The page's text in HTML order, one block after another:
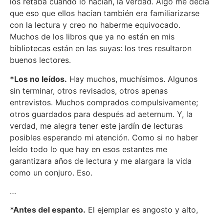
que eso que ellos hacían también era familiarizarse
con la lectura y creo no haberme equivocado.
Muchos de los libros que ya no están en mis
bibliotecas están en las suyas: los tres resultaron
buenos lectores.
*Los no leídos. Hay muchos, muchísimos. Algunos
sin terminar, otros revisados, otros apenas
entrevistos. Muchos comprados compulsivamente;
otros guardados para después ad aeternum. Y, la
verdad, me alegra tener este jardín de lecturas
posibles esperando mi atención. Como si no haber
leído todo lo que hay en esos estantes me
garantizara años de lectura y me alargara la vida
como un conjuro. Eso.
…
*Antes del espanto. El ejemplar es angosto y alto,